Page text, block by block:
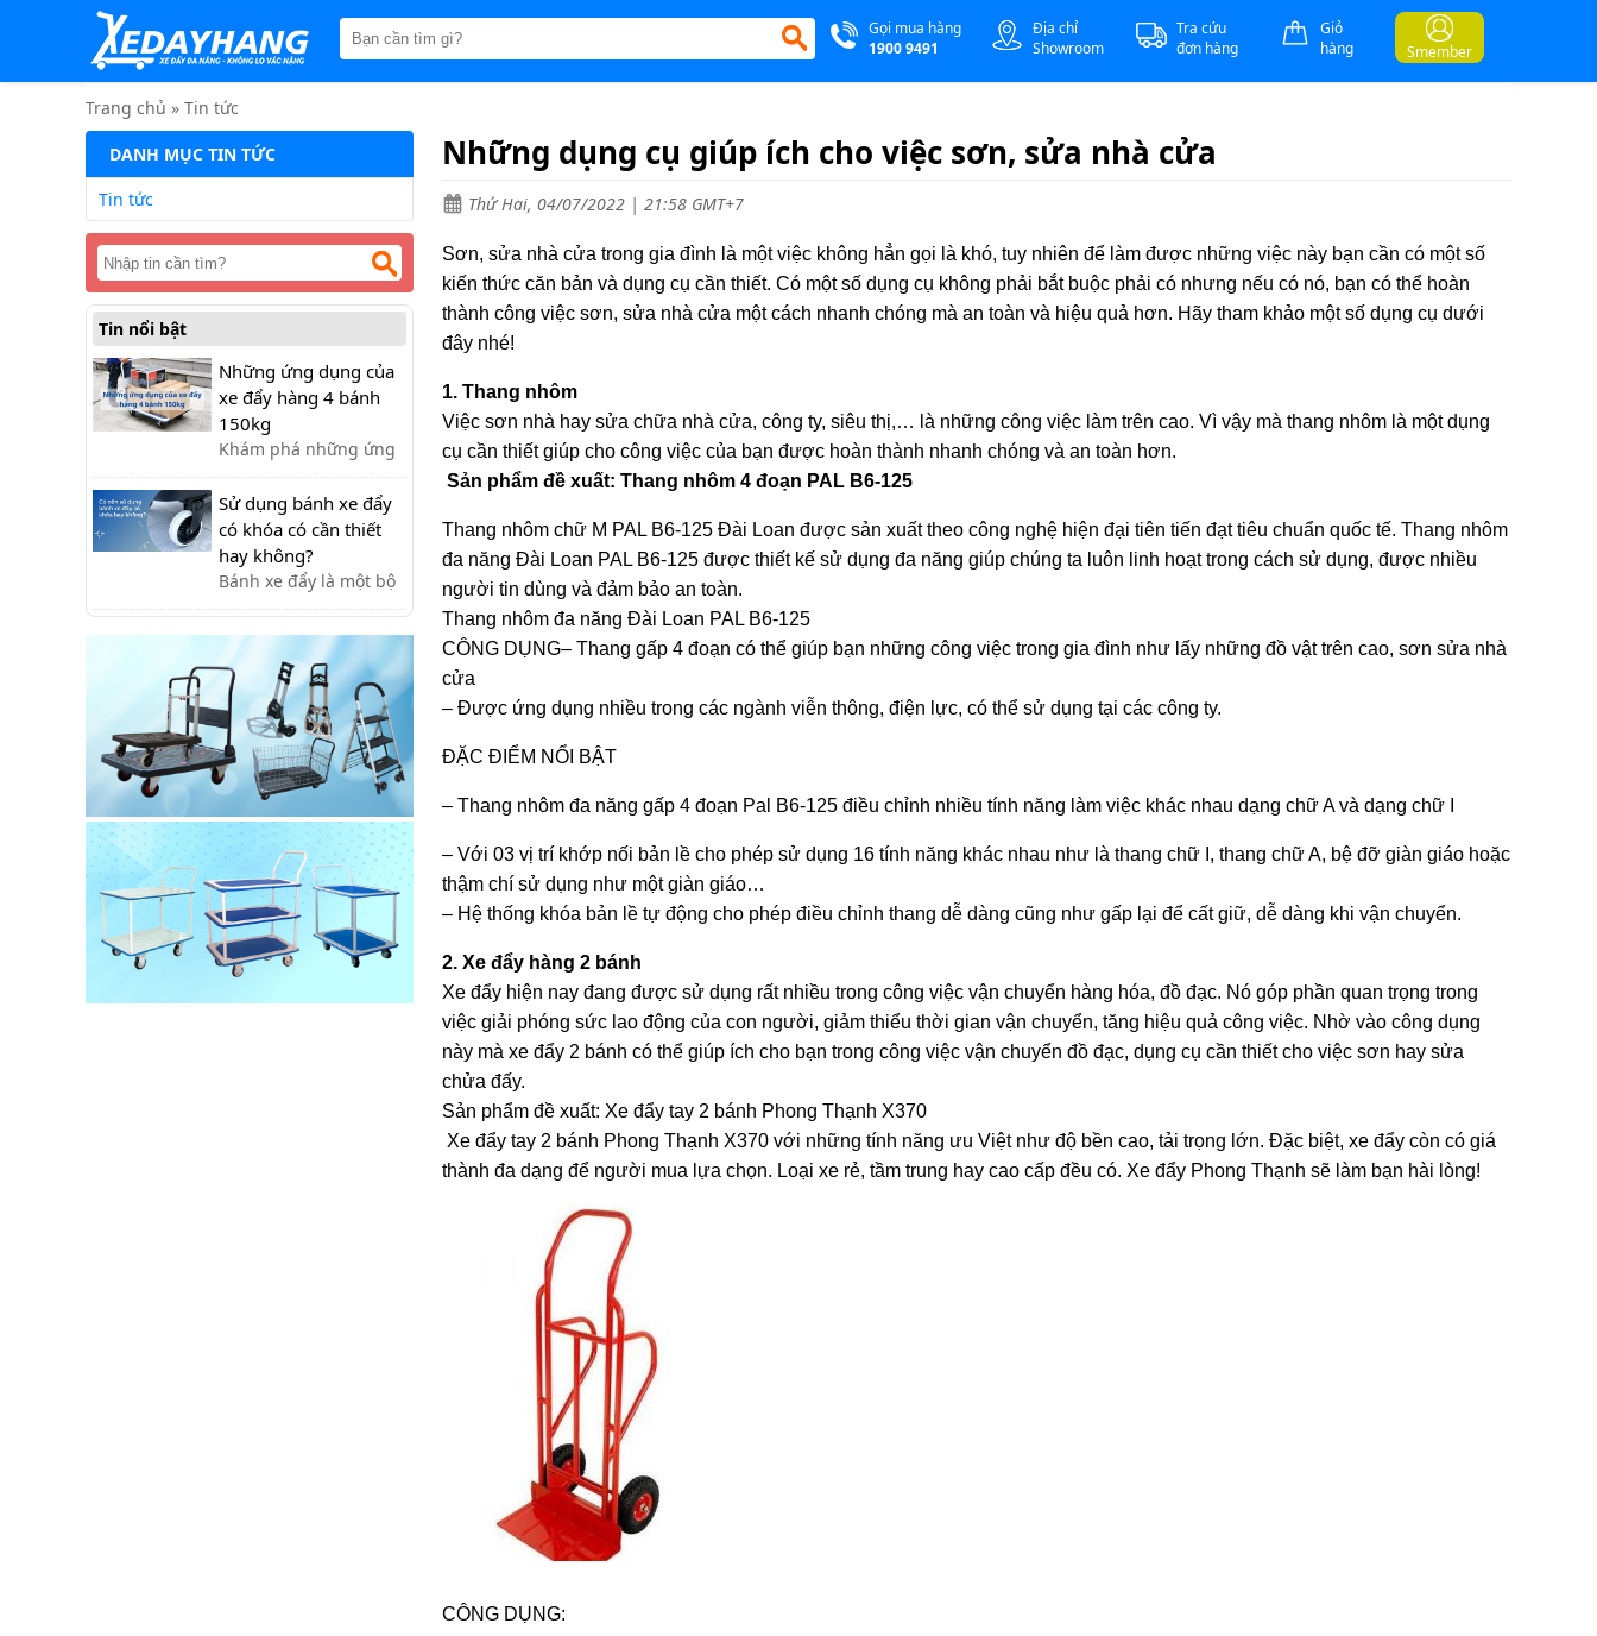
Gọi mua hàng
1900 9491
Địa chỉ
Showroom
Tra cứu
đơn hàng
Giỏ
hàng
Smember
Xe
Trang chủ » Tin tức
Những dụng cụ giúp ích cho việc sơn, sửa nhà cửa
Thứ Hai, 04/07/2022 | 21:58 GMT+7
Sơn, sửa nhà cửa trong gia đình là một việc không hẳn gọi là khó, tuy nhiên để làm được những việc này bạn cần có một số
kiến thức căn bản và dụng cụ cần thiết. Có một số dụng cụ không phải bắt buộc phải có nhưng nếu có nó, bạn có thể hoàn
thành công việc sơn, sửa nhà cửa một cách nhanh chóng mà an toàn và hiệu quả hơn. Hãy tham khảo một số dụng cụ dưới
đây nhé!
1. Thang nhôm
Việc sơn nhà hay sửa chữa nhà cửa, công ty, siêu thị,… là những công việc làm trên cao. Vì vậy mà thang nhôm là một dụng
cụ cần thiết giúp cho công việc của bạn được hoàn thành nhanh chóng và an toàn hơn.
Sản phẩm đề xuất: Thang nhôm 4 đoạn PAL B6-125
Thang nhôm chữ M PAL B6-125 Đài Loan được sản xuất theo công nghệ hiện đại tiên tiến đạt tiêu chuẩn quốc tế. Thang nhôm
đa năng Đài Loan PAL B6-125 được thiết kế sử dụng đa năng giúp chúng ta luôn linh hoạt trong cách sử dụng, được nhiều
người tin dùng và đảm bảo an toàn.
Thang nhôm đa năng Đài Loan PAL B6-125
CÔNG DỤNG– Thang gấp 4 đoạn có thể giúp bạn những công việc trong gia đình như lấy những đồ vật trên cao, sơn sửa nhà
cửa
– Được ứng dụng nhiều trong các ngành viễn thông, điện lực, có thể sử dụng tại các công ty.
ĐẶC ĐIỂM NỔI BẬT
– Thang nhôm đa năng gấp 4 đoạn Pal B6-125 điều chỉnh nhiều tính năng làm việc khác nhau dạng chữ A và dạng chữ I
– Với 03 vị trí khớp nối bản lề cho phép sử dụng 16 tính năng khác nhau như là thang chữ I, thang chữ A, bệ đỡ giàn giáo hoặc
thậm chí sử dụng như một giàn giáo…
– Hệ thống khóa bản lề tự động cho phép điều chỉnh thang dễ dàng cũng như gấp lại để cất giữ, dễ dàng khi vận chuyển.
2. Xe đẩy hàng 2 bánh
Xe đẩy hiện nay đang được sử dụng rất nhiều trong công việc vận chuyển hàng hóa, đồ đạc. Nó góp phần quan trọng trong
việc giải phóng sức lao động của con người, giảm thiểu thời gian vận chuyển, tăng hiệu quả công việc. Nhờ vào công dụng
này mà xe đẩy 2 bánh có thể giúp ích cho bạn trong công việc vận chuyển đồ đạc, dụng cụ cần thiết cho việc sơn hay sửa
chửa đấy.
Sản phẩm đề xuất: Xe đẩy tay 2 bánh Phong Thạnh X370
Xe đẩy tay 2 bánh Phong Thạnh X370 với những tính năng ưu Việt như độ bền cao, tải trọng lớn. Đặc biệt, xe đẩy còn có giá
thành đa dạng để người mua lựa chọn. Loại xe rẻ, tầm trung hay cao cấp đều có. Xe đẩy Phong Thạnh sẽ làm bạn hài lòng!
CÔNG DỤNG:
DANH MỤC TIN TỨC
Tin tức
Tin nổi bật
Những ứng dụng của
xe đẩy hàng 4 bánh
150kg
Khám phá những ứng
dụng đa dạng của xe
đẩy hàng 4 bánh 150kg
trong các lĩnh vực như
kho bãi, bán lẻ, xây
dựng, gia đình,...giúp
tiết kiệm sức lao động!
Sử dụng bánh xe đẩy
có khóa có cần thiết
hay không?
Bánh xe đẩy là một bộ
phận quan trọng và
cần chú ý khi lựa chọn.
Trong một số trường
hợp, bạn sẽ cần sử
dụng bánh xe có khóa
để quá trình sử dụng
thêm an toàn.